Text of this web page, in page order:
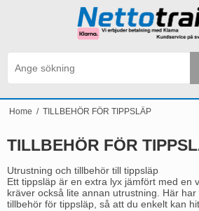
Home / TILLBEHÖR FÖR TIPPSLÄP
TILLBEHÖR FÖR
Utrustning och tillbehör till tippsläp
Ett tippsläp är en extra lyx jämfört med en
kräver också lite annan utrustning. Här
tillbehör för tippsläp, så att du enkelt kan